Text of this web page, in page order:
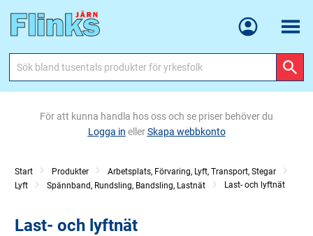
Meny
För att kunna handla hos oss och se priser behöver du
Logga in ellerSkapa webbkonto
Start Produkter
Arbetsplats, Förvaring, Lyft, Transport, Stegar
Lyft
Spännband, Rundsling, Bandsling, Lastnät Last- och lyftnät
Last- och lyftnät